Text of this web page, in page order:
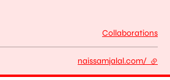
Collaborations
naissamjalal.com/ -